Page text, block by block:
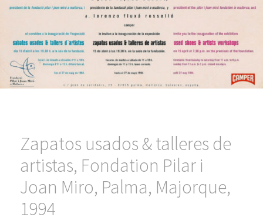
Zapatos usados & talleres de
artistas, Fondation Pilar i
Joan Miro, Palma, Majorque,
1994